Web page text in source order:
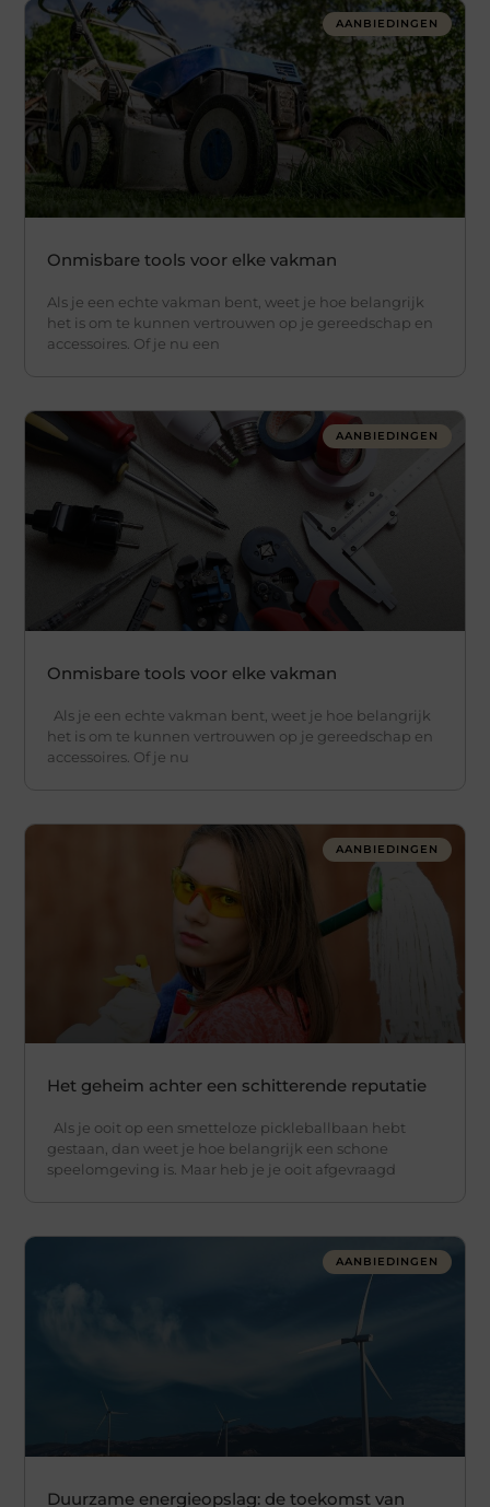
AANBIEDINGEN
Onmisbare tools voor elke vakman
Als je een echte vakman bent, weet je hoe belangrijk
het is om te kunnen vertrouwen op je gereedschap en
accessoires. Of je nu een
AANBIEDINGEN
Onmisbare tools voor elke vakman
Als je een echte vakman bent, weet je hoe belangrijk
het is om te kunnen vertrouwen op je gereedschap en
accessoires. Of je nu
AANBIEDINGEN
Het geheim achter een schitterende reputatie
Als je ooit op een smetteloze pickleballbaan hebt
gestaan, dan weet je hoe belangrijk een schone
speelomgeving is. Maar heb je je ooit afgevraagd
AANBIEDINGEN
Duurzame energieopslag: de toekomst van